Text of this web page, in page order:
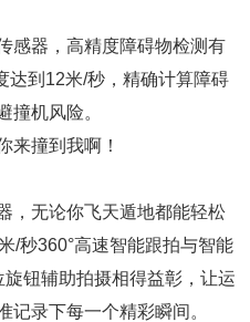
感器，高精度障碍物检测有
达到12米/秒，精确计算障碍
撞机风险。
来撞到我啊！
，无论你飞天遁地都能轻松
/秒360°高速智能跟拍与智能
钮辅助拍摄相得益彰，让运
记录下每一个精彩瞬间。